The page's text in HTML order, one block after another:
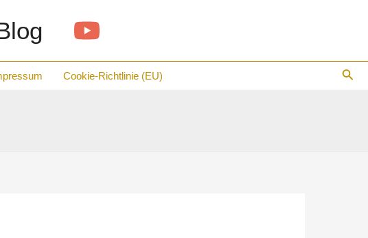
Cookie-Richtlinie (EU)